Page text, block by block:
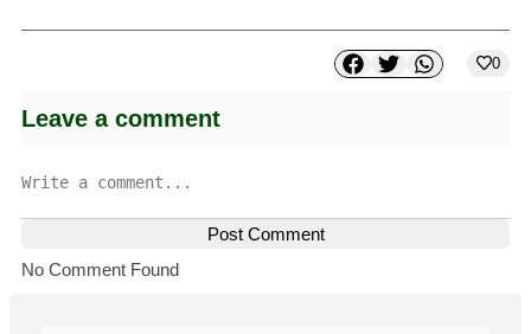
0
Leave a comment
Post Comment
No Comment Found